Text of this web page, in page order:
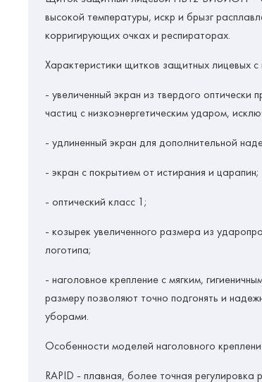
высокой температуры, искр и брызг
корригирующих очках и респираторах.
Характеристики щитков защитных лицевых с
- увеличенный экран из твердого
частиц с низкоэнергетическим ударом,
- удлиненный экран для дополнительной
- экран с покрытием от истирания и царапин;
- оптический класс 1;
- козырек увеличенного размера из
логотипа;
- наголовное крепление с мягким,
размеру позволяют точно подгонять и
уборами.
Особенности моделей наголовного
RAPID - плавная, более точная